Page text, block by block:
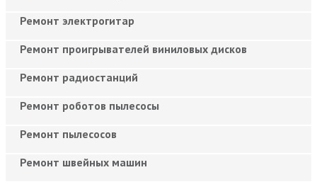
Ремонт электрогитар
Ремонт проигрывателей виниловых дисков
Ремонт радиостанций
Ремонт роботов пылесосы
Ремонт пылесосов
Ремонт швейных машин